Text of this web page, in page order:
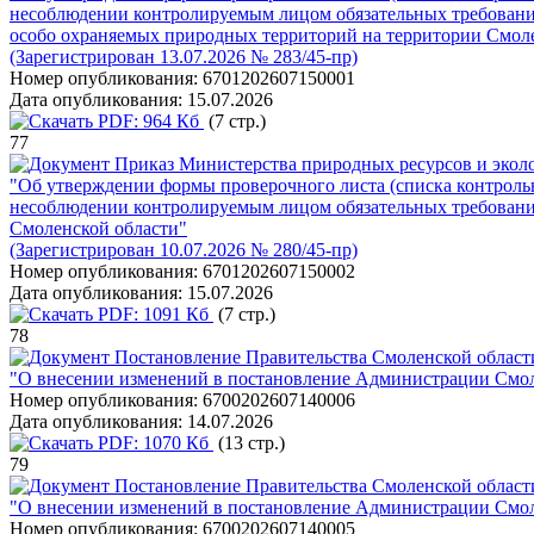
несоблюдении контролируемым лицом обязательных
особо охраняемых природных территорий на территории
(Зарегистрирован 13.07.2026 № 283/45-пр)
Номер опубликования: 6701202607150001
Дата опубликования: 15.07.2026
PDF: 964 Кб (7 стр.)
77
Приказ Министерства природных ресурсов и
"Об утверждении формы проверочного листа (списка
несоблюдении контролируемым лицом обязательных
Смоленской области"
(Зарегистрирован 10.07.2026 № 280/45-пр)
Номер опубликования: 6701202607150002
Дата опубликования: 15.07.2026
PDF: 1091 Кб (7 стр.)
78
Постановление Правительства Смоленской
"О внесении изменений в постановление Администрации
Номер опубликования: 6700202607140006
Дата опубликования: 14.07.2026
PDF: 1070 Кб (13 стр.)
79
Постановление Правительства Смоленской
"О внесении изменений в постановление Администрации
Номер опубликования: 6700202607140005